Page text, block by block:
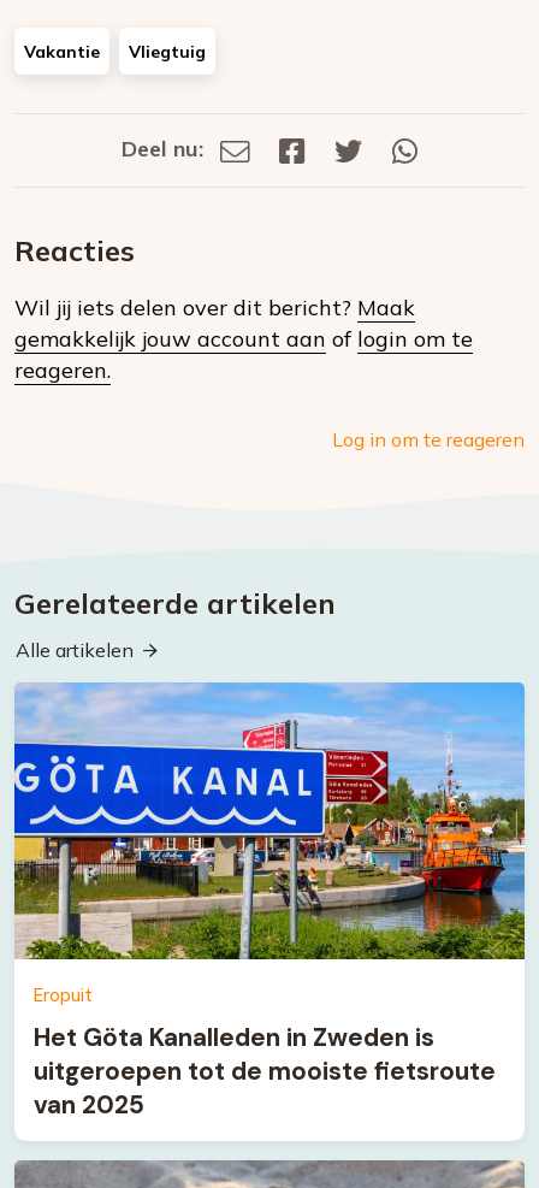
Vakantie Vliegtuig
Deel
social
Deel nu:
Deel
Deel
Deel
Reacties
Wil jij iets delen over dit bericht? Maak
gemakkelijk jouw account aan of login om te
reageren.
Log in om te reageren
Gerelateerde artikelen
Alle artikelen
Eropuit
Het Göta Kanalleden in Zweden is
uitgeroepen tot de mooiste fietsroute
van 2025